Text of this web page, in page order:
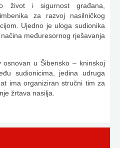
život i sigurnost građana,
za razvoj nasilničkog
Ujedno je uloga sudionika
međuresornog rješavanja
u Šibensko – kninskoj
sudionicima, jedina udruga
ima organiziran stručni tim za
žrtava nasilja.